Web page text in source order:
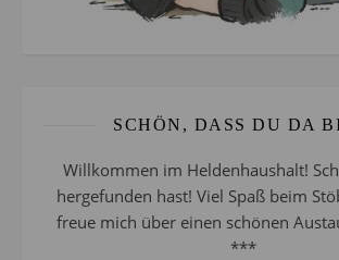
SCHÖN, DASS DU DA
Willkommen im Heldenhaushalt!
hergefunden hast! Viel Spaß beim
freue mich über einen schönen
***